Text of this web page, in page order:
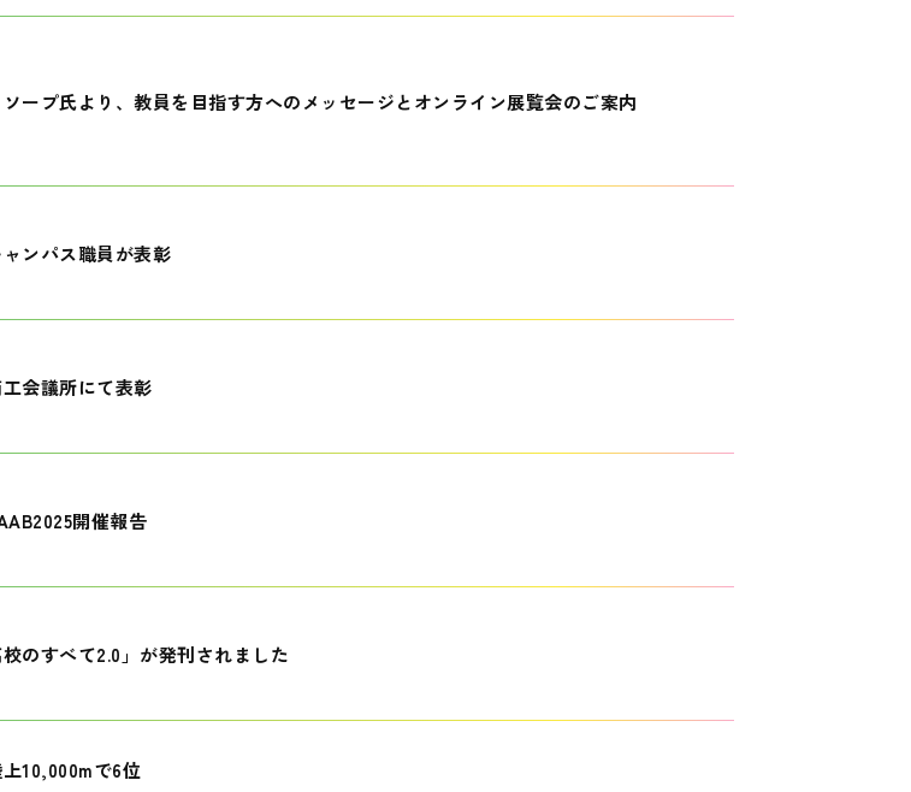
ープ氏より、教員を目指す方へのメッセージとオンライン展覧会のご案内
ンパス職員が表彰
会議所にて表彰
開催報告
のすべて2.0」が発刊されました
10,000mで6位